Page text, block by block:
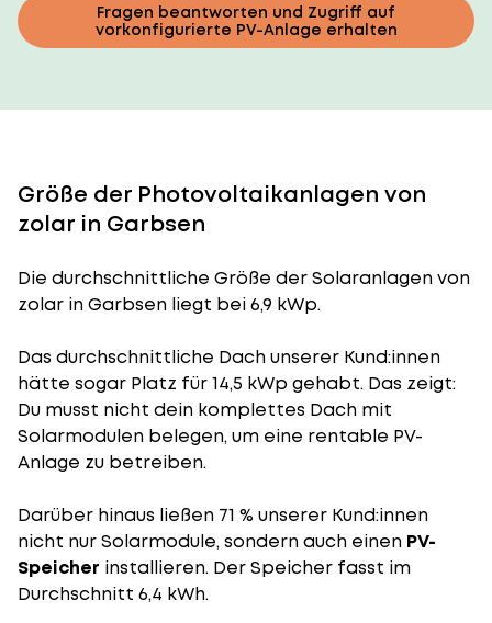
Fragen beantworten und Zugriff auf
vorkonfigurierte PV-Anlage erhalten
Größe der Photovoltaikanlagen von
zolar in Garbsen
Die durchschnittliche Größe der Solaranlagenvon
zolar in Garbsen liegt bei 6,9 kWp.
Das durchschnittliche Dach unserer Kund:innen
hätte sogar Platz für 14,5 kWp gehabt. Das zeigt:
Du musst nicht dein komplettes Dach mit
Solarmodulen belegen, um eine rentable PV-
Anlage zu betreiben.
Darüber hinaus ließen 71 % unserer Kund:innen
nicht nur Solarmodule, sondern auch einen PV-
Speicher installieren. Der Speicher fasst im
Durchschnitt 6,4 kWh.